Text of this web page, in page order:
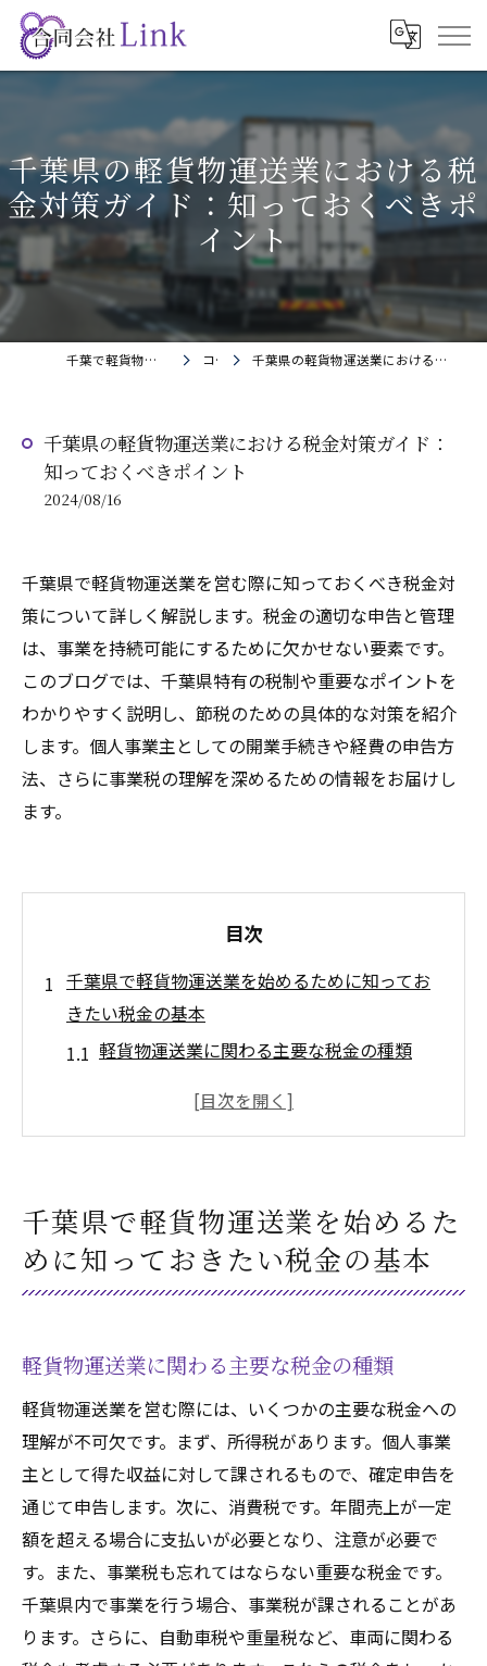
千葉県の軽貨物運送業における税
金対策ガイド：知っておくべきポ
イント
千葉で軽貨物の求人なら合同会社Link コラム 千葉県の軽貨物運送業における税金対策ガイド：知っておくべきポイント
千葉県の軽貨物運送業における税金対策ガイド：
知っておくべきポイント
2024/08/16
千葉県で軽貨物運送業を営む際に知っておくべき税金対
策について詳しく解説します。税金の適切な申告と管理
は、事業を持続可能にするために欠かせない要素です。
このブログでは、千葉県特有の税制や重要なポイントを
わかりやすく説明し、節税のための具体的な対策を紹介
します。個人事業主としての開業手続きや経費の申告方
法、さらに事業税の理解を深めるための情報をお届けし
ます。
目次
千葉県で軽貨物運送業を始めるために知ってお
きたい税金の基本
軽貨物運送業に関わる主要な税金の種類
千葉県特有の税制を理解するための基礎知
軽貨物運送業で頻繁に見落とされる税金項
目
税金の基本を押さえた効果的な管理方法
ポイント
千葉県での開業届出に必要な手続き
軽貨物運送業に求められる許認可と登録
千葉県特有の税制優遇制度の活用方法
開業初年度に注意すべき税制ポイント
千葉県の税務署と連携する方法
事業開始に伴う初期費用と税金の見積もり
経費として認められる軽貨物運送業の支出とそ
の申告方法
千葉県で軽貨物運送業を始めるた
めに知っておきたい税金の基本
軽貨物運送業に関わる主要な税金の種類
軽貨物運送業を営む際には、いくつかの主要な税金への
理解が不可欠です。まず、所得税があります。個人事業
主として得た収益に対して課されるもので、確定申告を
通じて申告します。次に、消費税です。年間売上が一定
額を超える場合に支払いが必要となり、注意が必要で
す。また、事業税も忘れてはならない重要な税金です。
千葉県内で事業を行う場合、事業税が課されることがあ
ります。さらに、自動車税や重量税など、車両に関わる